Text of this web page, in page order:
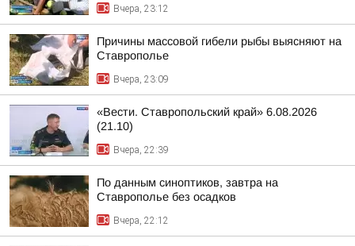
Вчера, 23:12
Причины массовой гибели рыбы выясняют на
Ставрополье
Вчера, 23:09
«Вести. Ставропольский край» 6.08.2026
(21.10)
Вчера, 22:39
По данным синоптиков, завтра на
Ставрополье без осадков
Вчера, 22:12